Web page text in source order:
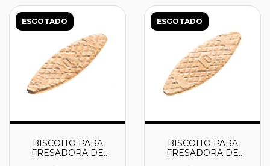
ESGOTADO
BISCOITO PARA
FRESADORA DE
ESGOTADO
BISCOITO PARA
FRESADORA DE